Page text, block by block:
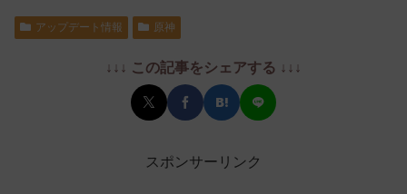
アップデート情報 原神
↓↓↓ この記事をシェアする ↓↓↓
スポンサーリンク